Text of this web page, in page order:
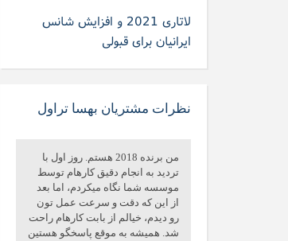
لاتاری 2021 و افزایش شانس
ایرانیان برای قبولی
نظرات مشتریان بهسا تراول
من برنده 2018 هستم. روز اول با
تردید به انجام دقیق کارهام توسط
موسسه شما نگاه میکردم، اما بعد
از این که دقت و سرعت عمل تون
رو دیدم، خیالم از بابت کارهام راحت
شد. همیشه به موقع پاسخگو هستین